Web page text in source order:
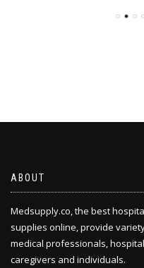
ABOUT
Medsupply.co, the best
supplies online, provide
medical professionals,
caregivers and individuals.